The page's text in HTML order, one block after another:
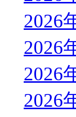
2026
2026
2026
2026